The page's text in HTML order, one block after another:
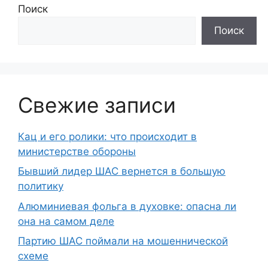
Поиск
Поиск
Свежие записи
Кац и его ролики: что происходит в
министерстве обороны
Бывший лидер ШАС вернется в большую
политику
Алюминиевая фольга в духовке: опасна ли
она на самом деле
Партию ШАС поймали на мошеннической
схеме